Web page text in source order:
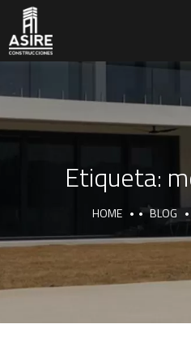
Etiqueta:
HOME BLOG